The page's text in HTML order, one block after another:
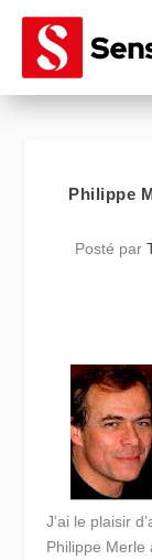
Philippe
Posté par
J’ai le plaisir
Philippe Merle